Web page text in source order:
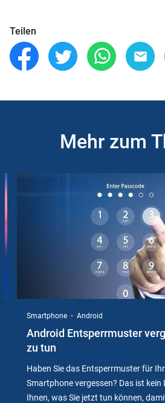
Teilen
Mehr zum
Instructions
Smartphone Android
Android Entsperrmuster
zu tun
Haben Sie das Entsperrmuster für
Smartphone vergessen? Das ist kein
Ihnen, was Sie jetzt tun können,